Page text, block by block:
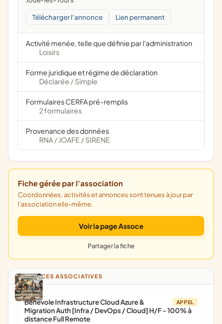
Télécharger l'annonce Lien permanent
Activité menée, telle que définie par l'administration
Loisirs
Forme juridique et régime de déclaration
Déclarée / Simple
Formulaires CERFA pré-remplis
2 formulaires
Provenance des données
RNA / JOAFE / SIRENE
Fiche gérée par l'association
Coordonnées, activités et annonces sont tenues à jour par
l'association elle-même.
Voir la page Assoce
Partager la fiche
ANNONCES ASSOCIATIVES
APPEL
Bénévole Infrastructure Cloud Azure &
Migration Auth [Infra / DevOps / Cloud] H/F - 100% à
distance Full Remote